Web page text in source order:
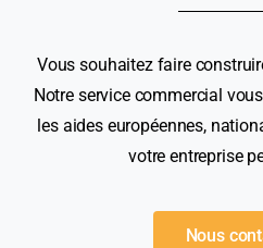
Vous souhaitez faire
Notre service commercial
les aides européennes,
votre entreprise
Nous